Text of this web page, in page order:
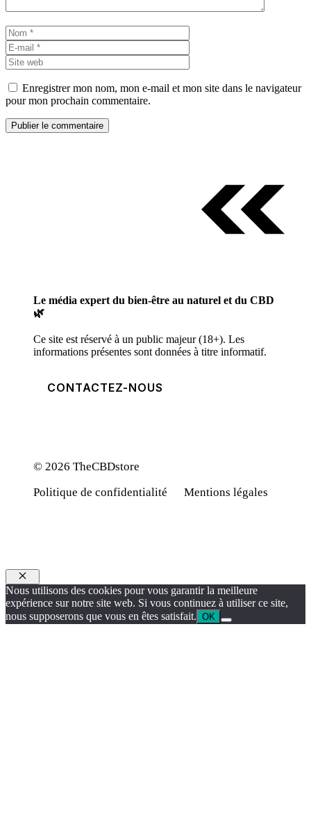
Nom
mail
web
Enregistrer mon nom, mon e-mail et mon site dans le navigateur
pour mon prochain commentaire.
Le média expert du bien-être au naturel et du CBD
🌿
Ce site est réservé à un public majeur (18+). Les
informations présentes sont données à titre informatif.
CONTACTEZ-NOUS
© 2026 TheCBDstore
Politique de confidentialité
Mentions légales
Fermer
Nous utilisons des cookies pour vous garantir la meilleure
expérience sur notre site web. Si vous continuez à utiliser ce site,
nous supposerons que vous en êtes satisfait. OK